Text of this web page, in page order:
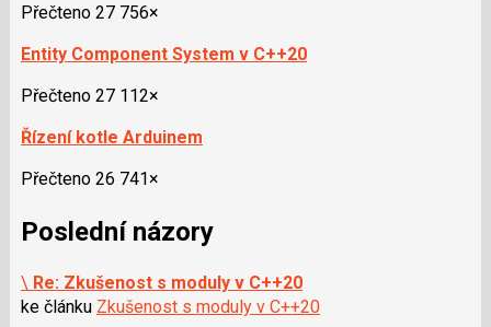
Přečteno 27 756×
Entity Component System v C++20
Přečteno 27 112×
Řízení kotle Arduinem
Přečteno 26 741×
Poslední názory
\ Re: Zkušenost s moduly v C++20
ke článku Zkušenost s moduly v C++20